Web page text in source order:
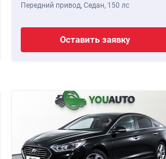
Передний привод, Седан, 150 лс
Оставить заявку